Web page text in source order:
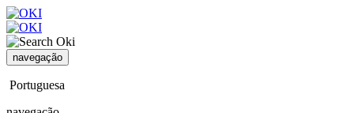
navegação
Portuguesa